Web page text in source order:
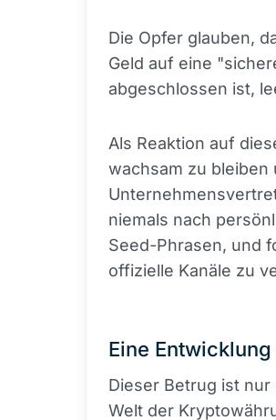
Die Opfer glauben,
Geld auf eine
abgeschlossen ist,
Als Reaktion auf
wachsam zu bleiben
niemals nach
Seed-Phrasen, und
offizielle Kanäle zu
Eine
Dieser Betrug ist
Welt der